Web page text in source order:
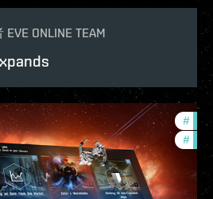
EVE ONLINE TEAM
#
#